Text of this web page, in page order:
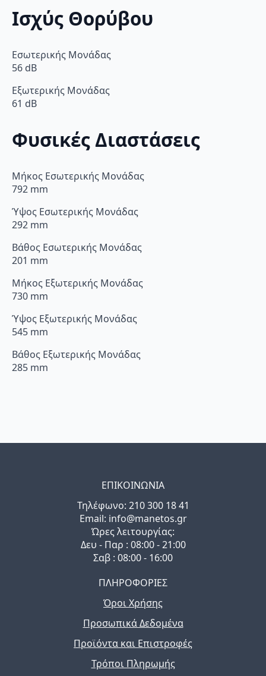
Ισχύς Θορύβου
Εσωτερικής Μονάδας
56 dB
Εξωτερικής Μονάδας
61 dB
Φυσικές Διαστάσεις
Μήκος Εσωτερικής Μονάδας
792 mm
Ύψος Εσωτερικής Μονάδας
292 mm
Βάθος Εσωτερικής Μονάδας
201 mm
Μήκος Εξωτερικής Μονάδας
730 mm
Ύψος Εξωτερικής Μονάδας
545 mm
Βάθος Εξωτερικής Μονάδας
285 mm
ΕΠΙΚΟΙΝΩΝΙΑ
Τηλέφωνo: 210 300 18 41
Email: info@manetos.gr
Ώρες λειτουργίας:
Δευ - Παρ : 08:00 - 21:00
Σαβ : 08:00 - 16:00
ΠΛΗΡΟΦΟΡΙΕΣ
Όροι Χρήσης
Προσωπικά Δεδομένα
Προϊόντα και Επιστροφές
Τρόποι Πληρωμής